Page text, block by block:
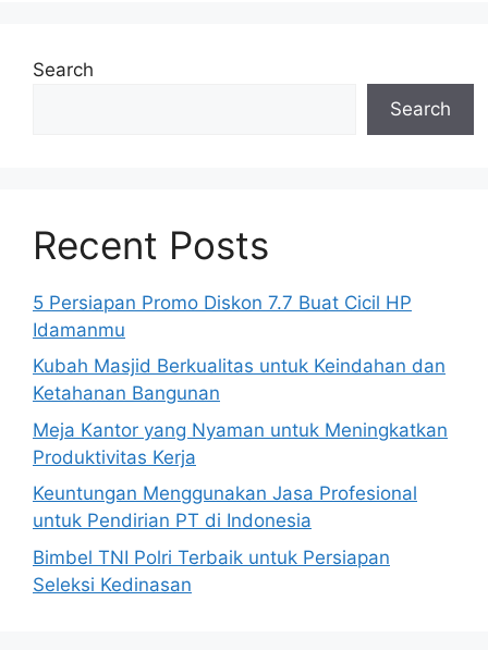
Search
Search
Recent Posts
5 Persiapan Promo Diskon 7.7 Buat Cicil HP
Idamanmu
Kubah Masjid Berkualitas untuk Keindahan dan
Ketahanan Bangunan
Meja Kantor yang Nyaman untuk Meningkatkan
Produktivitas Kerja
Keuntungan Menggunakan Jasa Profesional
untuk Pendirian PT di Indonesia
Bimbel TNI Polri Terbaik untuk Persiapan
Seleksi Kedinasan